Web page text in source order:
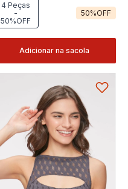
4 Peças
-
50%OFF
50%OFF
Adicionar na sacola